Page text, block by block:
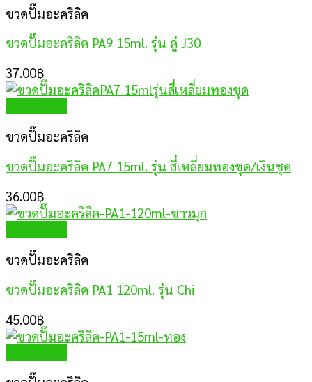
ขวดปั๊มอะคริลิค
ขวดปั๊มอะคริลิค PA9 15ml. รุ่น คู่ J30
37.00฿
ขวดปั๊มอะคริลิค
ขวดปั๊มอะคริลิค PA7 15ml. รุ่น สี่เหลี่ยมทองชุด/เงินชุด
36.00฿
ขวดปั๊มอะคริลิค
ขวดปั๊มอะคริลิค PA1 120ml. รุ่น Chi
45.00฿